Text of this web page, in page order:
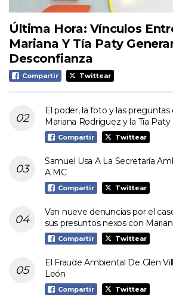
Última Hora: Vínculos
Mariana Y Tía Paty
Desconfianza
Compartir Twittear
El poder, la foto y las
Mariana Rodríguez y la Tía Paty
Compartir Twittear
Samuel Usa A La Secretaría
A MC
Compartir Twittear
Van nueve denuncias por el
sus presuntos nexos con
Compartir Twittear
El Fraude Ambiental De Glen
León
Compartir Twittear